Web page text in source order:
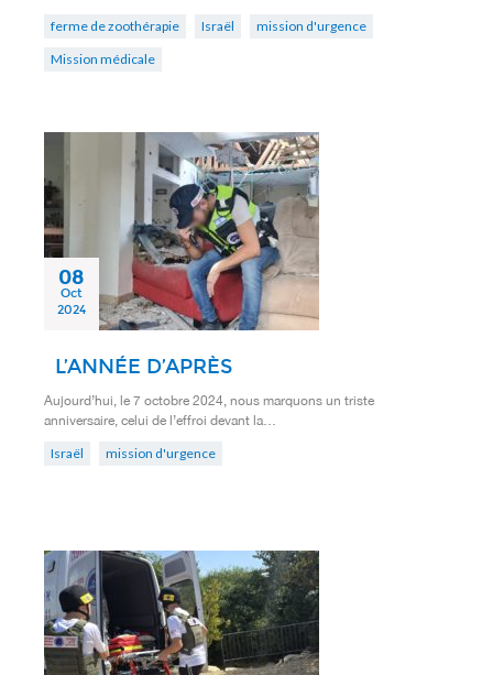
ferme de zoothérapie Israël
mission d'urgence
Mission médicale
08
Oct
2024
L’ANNÉE D’APRÈS
Aujourd’hui, le 7 octobre 2024, nous marquons un triste
anniversaire, celui de l’effroi devant la…
Israël mission d'urgence